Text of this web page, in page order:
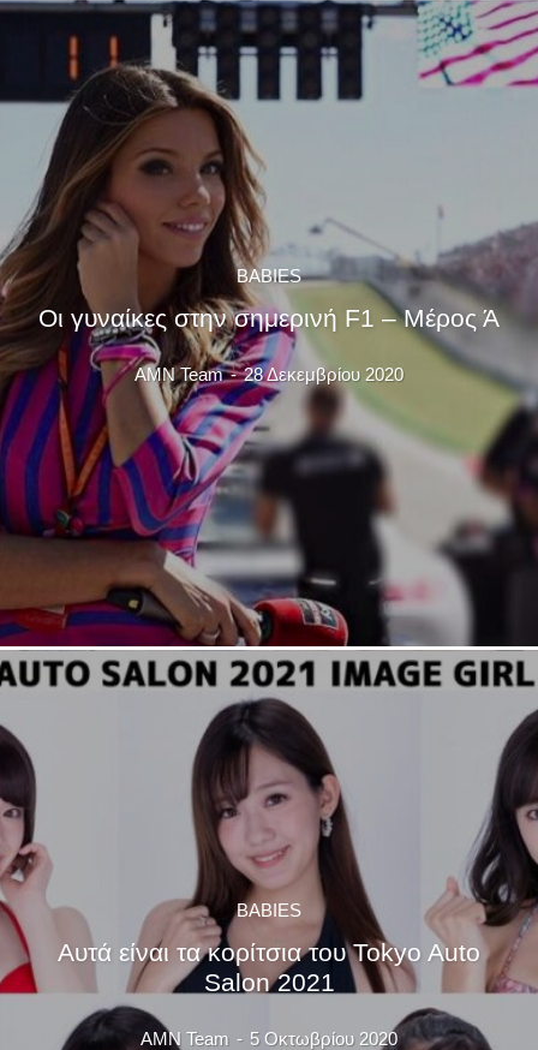
BABIES
Οι γυναίκες στην σημερινή F1 – Μέρος Ά
AMN Team - 28 Δεκεμβρίου 2020
BABIES
Αυτά είναι τα κορίτσια του Tokyo Auto
Salon 2021
AMN Team - 5 Οκτωβρίου 2020